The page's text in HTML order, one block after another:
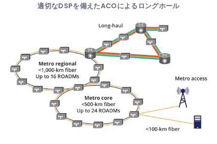
適切なDSPを備えたACOによるロングホール